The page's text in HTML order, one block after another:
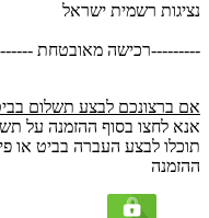
נציגות רשמית ישראל
---------רכישה מאובטחת
אם ברצונכם לבצע תשלום
אנא לחצו בסוף ההזמנה על
ההזמנה